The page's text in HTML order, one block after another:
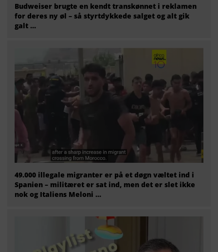
Budweiser brugte en kendt transkønnet i reklamen
for deres ny øl – så styrtdykkede salget og alt gik
galt …
49.000 illegale migranter er på et døgn væltet ind i
Spanien – militæret er sat ind, men det er slet ikke
nok og Italiens Meloni ...